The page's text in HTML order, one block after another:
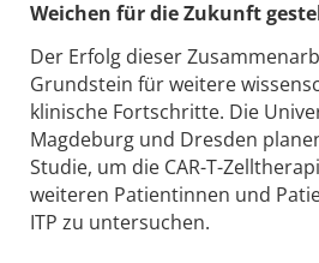
Weichen für die Zukunft
Der Erfolg dieser
Grundstein für weitere
klinische Fortschritte. Die
Magdeburg und Dresden
Studie, um die CAR-T-
weiteren Patientinnen und
ITP zu untersuchen.